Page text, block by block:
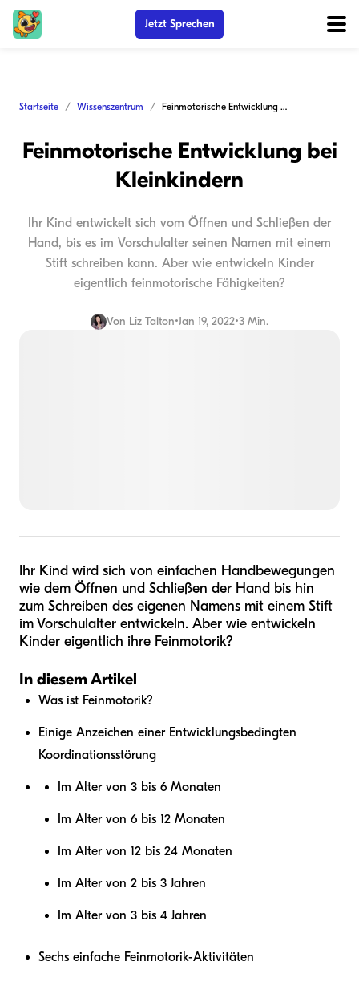
Jetzt Sprechen
Startseite Wissenszentrum Feinmotorische Entwicklung bei Kleinkindern
Feinmotorische Entwicklung bei
Kleinkindern
Ihr Kind entwickelt sich vom Öffnen und Schließen der
Hand, bis es im Vorschulalter seinen Namen mit einem
Stift schreiben kann. Aber wie entwickeln Kinder
eigentlich feinmotorische Fähigkeiten?
Von Liz Talton•Jan 19, 2022•3 Min.
Ihr Kind wird sich von einfachen Handbewegungen
wie dem Öffnen und Schließen der Hand bis hin
zum Schreiben des eigenen Namens mit einem Stift
im Vorschulalter entwickeln. Aber wie entwickeln
Kinder eigentlich ihre Feinmotorik?
In diesem Artikel
Was ist Feinmotorik?
Einige Anzeichen einer Entwicklungsbedingten
Koordinationsstörung
Im Alter von 3 bis 6 Monaten
Im Alter von 6 bis 12 Monaten
Im Alter von 12 bis 24 Monaten
Im Alter von 2 bis 3 Jahren
Im Alter von 3 bis 4 Jahren
Sechs einfache Feinmotorik-Aktivitäten